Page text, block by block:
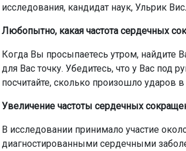
исследования, кандидат наук, Ульрик
Любопытно, какая частота сердечных
Когда Вы просыпаетесь утром, найдите
для Вас точку. Убедитесь, что у Вас под
посчитайте, сколько произошло ударов
Увеличение частоты сердечных
В исследовании принимало участие
диагностированными сердечными